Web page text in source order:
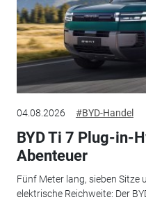
04.08.2026 #BYD-Handel
BYD Ti 7 Plug-in-
Abenteuer
Fünf Meter lang, sieben Sitze
elektrische Reichweite: Der